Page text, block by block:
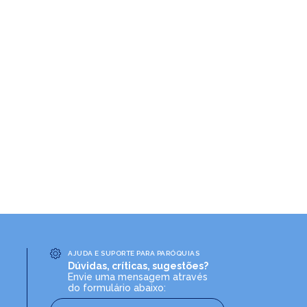
AJUDA E SUPORTE PARA PARÓQUIAS
Dúvidas, críticas, sugestões?
Envie uma mensagem através
do formulário abaixo: